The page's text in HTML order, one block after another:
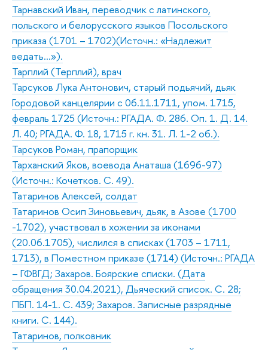
Тарнавский Иван, переводчик с латинского,
польского и белорусского языков Посольского
приказа (1701 – 1702)(Источн.: «Надлежит
ведать…»).
Тарплий (Терплий), врач
Тарсуков Лука Антонович, старый подьячий, дьяк
Городовой канцелярии с 06.11.1711, упом. 1715,
февраль 1725 (Источн.: РГАДА. Ф. 286. Оп. 1. Д. 14.
Л. 40; РГАДА. Ф. 18, 1715 г. кн. 31. Л. 1-2 об.).
Тарсуков Роман, прапорщик
Тарханский Яков, воевода Анаташа (1696-97)
(Источн.: Кочетков. С. 49).
Татаринов Алексей, солдат
Татаринов Осип Зиновьевич, дьяк, в Азове (1700
-1702), участвовал в хожении за иконами
(20.06.1705), числился в списках (1703 – 1711,
1713), в Поместном приказе (1714) (Источн.: РГАДА
– ГФВГД; Захаров. Боярские списки. (Дата
обращения 30.04.2021), Дьяческий список. С. 28;
ПБП. 14-1. С. 439; Захаров. Записные разрядные
книги. С. 144).
Татаринов, полковник